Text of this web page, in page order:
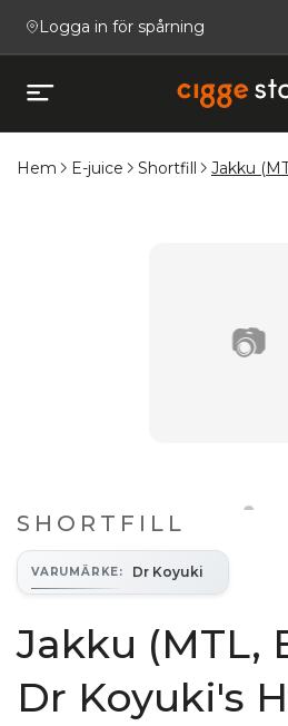
Logga in för spårning
Öppna mobilmeny
Köp
Hem E-juice Shortfill Jakku
📷
SHORTFILL
VARUMÄRKE: Dr Koyuki
Jakku (MTL,
Dr Koyuki's